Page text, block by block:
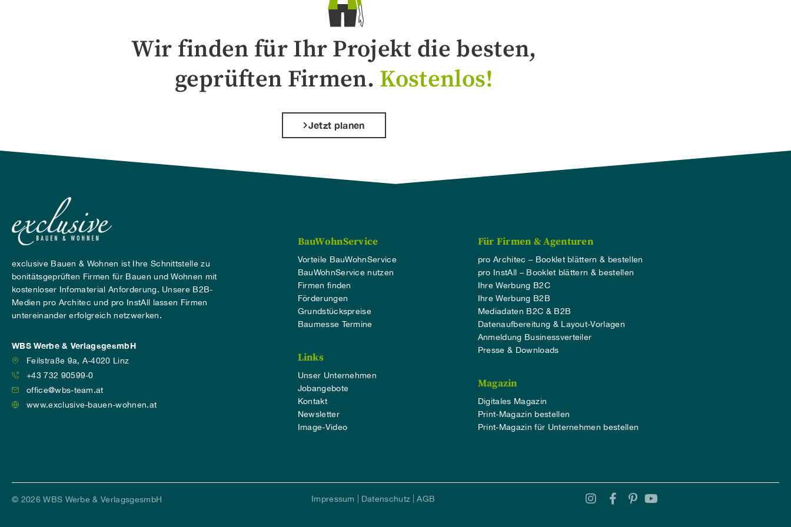
Wir finden für Ihr Projekt die besten,
geprüften Firmen. Kostenlos!
Jetzt planen
exclusive Bauen & Wohnen ist Ihre Schnittstelle zu
bonitätsgeprüften Firmen für Bauen und Wohnen mit
kostenloser Infomaterial Anforderung. Unsere B2B-
Medien pro Architec und pro InstAll lassen Firmen
untereinander erfolgreich netzwerken.
WBS Werbe & VerlagsgesmbH
Feilstraße 9a, A-4020 Linz
+43 732 90599-0
office@wbs-team.at
www.exclusive-bauen-wohnen.at
BauWohnService
Vorteile BauWohnService
BauWohnService nutzen
Firmen finden
Förderungen
Grundstückspreise
Baumesse Termine
Links
Unser Unternehmen
Jobangebote
Kontakt
Newsletter
Image-Video
Für Firmen & Agenturen
pro Architec – Booklet blättern & bestellen
pro InstAll – Booklet blättern & bestellen
Ihre Werbung B2C
Ihre Werbung B2B
Mediadaten B2C & B2B
Datenaufbereitung & Layout-Vorlagen
Anmeldung Businessverteiler
Presse & Downloads
Magazin
Digitales Magazin
Print-Magazin bestellen
Print-Magazin für Unternehmen bestellen
© 2026 WBS Werbe & VerlagsgesmbH Impressum Datenschutz AGB